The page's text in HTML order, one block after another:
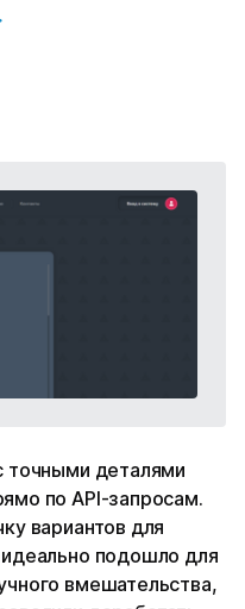
точными деталями
по API-запросам.
вариантов для
подошло для
вмешательства,